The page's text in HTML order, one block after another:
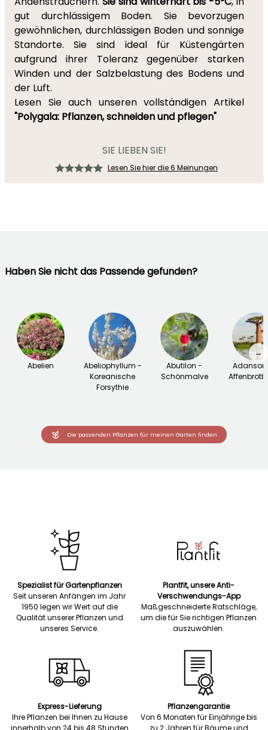
gut durchlässigem Boden. Sie bevorzugen
gewöhnlichen, durchlässigen Boden und sonnige
Standorte. Sie sind ideal für Küstengärten
aufgrund ihrer Toleranz gegenüber starken
Winden und der Salzbelastung des Bodens und
der Luft.
Lesen Sie auch unseren vollständigen Artikel
"Polygala: Pflanzen, schneiden und pflegen"
SIE LIEBEN SIE!
Lesen Sie hier die 6 Meinungen
Haben Sie nicht das Passende gefunden?
Abelien
Abeliophyllum -
Koreanische
Forsythie
Abutilon -
Schönmalve
→
Die passenden Pflanzen für meinen Garten finden
Spezialist für Gartenpflanzen
Seit unseren Anfängen im Jahr
1950 legen wir Wert auf die
Qualität unserer Pflanzen und
unseres Service.
Plantfit, unsere Anti-
Verschwendungs-App
Maßgeschneiderte Ratschläge,
um die für Sie richtigen Pflanzen
auszuwählen.
Express-Lieferung
Ihre Pflanzen bei Ihnen zu Hause
innerhalb von 24 bis 48 Stunden
Pflanzengarantie
Von 6 Monaten für Einjährige bis
zu 2 Jahren für Bäume und